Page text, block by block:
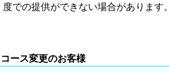
度での提供ができない場合があります。
コース変更のお客様